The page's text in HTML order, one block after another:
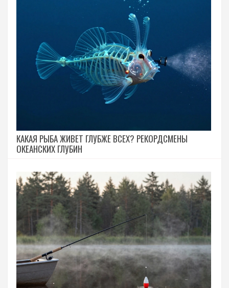
КАКАЯ РЫБА ЖИВЕТ ГЛУБЖЕ ВСЕХ? РЕКОРДСМЕНЫ
ОКЕАНСКИХ ГЛУБИН